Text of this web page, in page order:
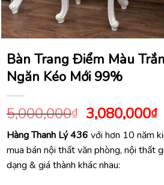
Bàn Trang Điểm Màu
Ngăn Kéo Mới 99%
5,000,000₫ Giá
gốc
là:
5,000,000₫.
3,080,000₫
Hàng Thanh Lý 436 với hơn 10 năm
mua bán nội thất văn phòng, nội thất
dạng & giá thành khác nhau: